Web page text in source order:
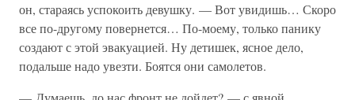
он, стараясь успокоить девушку. — Вот увидишь… Скоро
все по-другому повернется… По-моему, только панику
создают с этой эвакуацией. Ну детишек, ясное дело,
подальше надо увезти. Боятся они самолетов.